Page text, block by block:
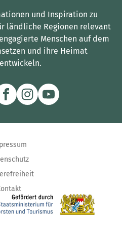
und Inspiration zu
ländliche Regionen relevant
Menschen auf dem
und ihre Heimat